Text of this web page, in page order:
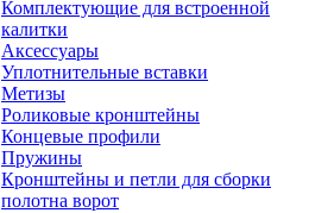
Комплектующие для встроенной
калитки
Аксессуары
Уплотнительные вставки
Метизы
Роликовые кронштейны
Концевые профили
Пружины
Кронштейны и петли для сборки
полотна ворот